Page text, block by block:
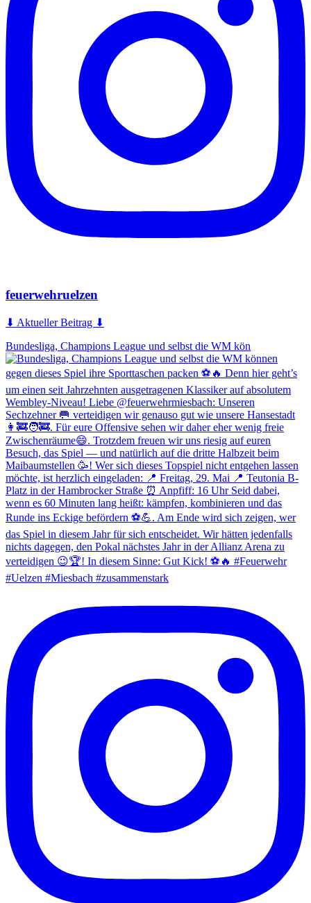
feuerwehruelzen
⬇ Aktueller Beitrag ⬇
Bundesliga, Champions League und selbst die WM kön